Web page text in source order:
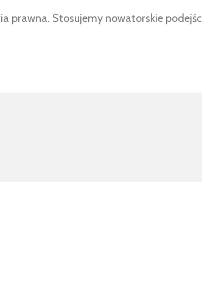
prawna. Stosujemy nowatorskie